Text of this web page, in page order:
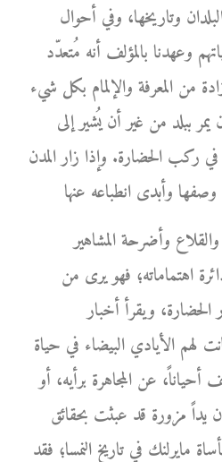
وتاريخها، وفي أحوال
وعهدنا بالمؤلف أنه مُتعدّد
من المعرفة والإلمام بكل شيء
ببلد من غير أن يُشير إلى
في ركب الحضارة. وإذا زار المدن
وأضرحة المشاهير
اهتماماته؛ فهو يرى من
الحضارة، ويقرأ أخبار
لهم الأيادي البيضاء في حياة
عن المجاهرة برأيه، أو
أن يداً مزورة قد عبثت بحقائق
مايرلنك في تاريخ النمسا؛ فقد